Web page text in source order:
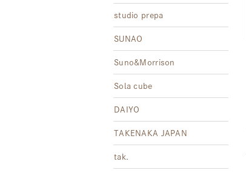
studio prepa
SUNAO
Suno&Morrison
Sola cube
DAIYO
TAKENAKA JAPAN
tak.